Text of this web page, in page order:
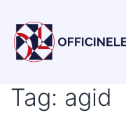
Tag: agid